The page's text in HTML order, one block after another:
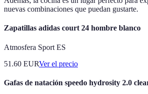
nuevas combinaciones que puedan gustarte.
Zapatillas adidas court 24 hombre blanco
Atmosfera Sport ES
51.60 EURVer el precio
Gafas de natación speedo hydrosity 2.0